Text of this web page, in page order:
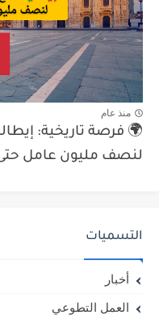
منذ عام
🌍 فرصة تاريخية:
لنصف مليون عامل حتى
التسميات
أخبار
العمل التطوعي